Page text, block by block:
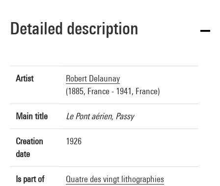
Detailed description
Artist
Robert Delaunay
(1885, France - 1941, France)
Main title Le Pont aérien, Passy
Creation
date
1926
Is part of
Quatre des vingt lithographies